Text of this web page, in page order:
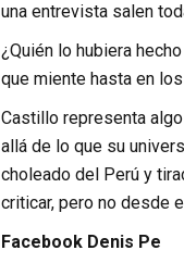
una entrevista salen
¿Quién lo hubiera
que miente hasta en
Castillo representa
allá de lo que su
choleado del Perú y
criticar, pero no desde
Facebook Denis Pe